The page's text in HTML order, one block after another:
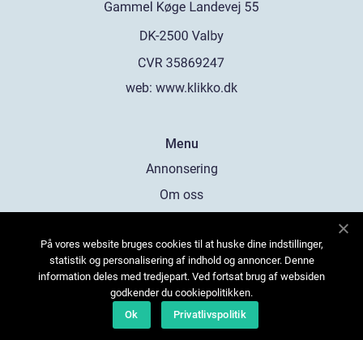
web: www.klikko.dk
Menu
Annonsering
Om oss
Kontakta oss
Sitemap
På vores website bruges cookies til at huske dine indstillinger,
statistik og personalisering af indhold og annoncer. Denne
information deles med tredjepart. Ved fortsat brug af websiden
godkender du cookiepolitikken.
Ok
Privatlivspolitik